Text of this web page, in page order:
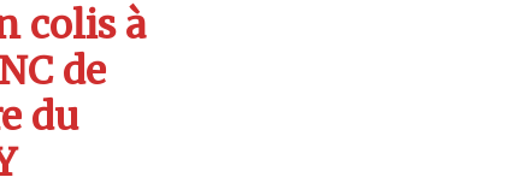
colis à
de
du